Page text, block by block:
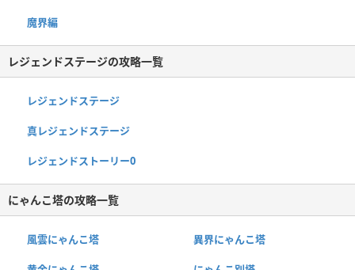
魔界編
レジェンドステージの攻略一覧
レジェンドステージ
真レジェンドステージ
レジェンドストーリー0
にゃんこ塔の攻略一覧
風雲にゃんこ塔 異界にゃんこ塔